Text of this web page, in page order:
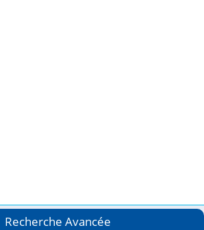
Recherche Avancée